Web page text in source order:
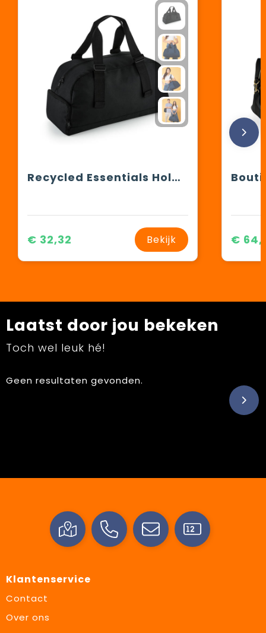
Recycled Essentials Holdall
€ 32,32 Bekijk €
Laatst door jou bekeken
Toch wel leuk hé!
Geen resultaten gevonden.
Klantenservice
Contact
Over ons